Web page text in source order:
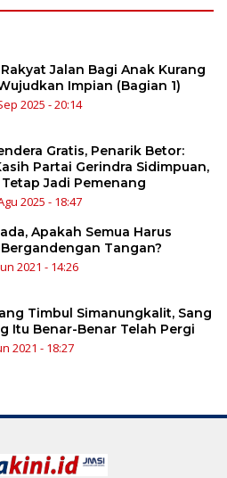
Jalan Bagi Anak Kurang
Impian (Bagian 1)
2025 - 20:14
Gratis, Penarik Betor:
Partai Gerindra Sidimpuan,
Jadi Pemenang
2025 - 18:47
Apakah Semua Harus
Tangan?
2021 - 14:26
Timbul Simanungkalit, Sang
Itu Benar-Benar Telah Pergi
2021 - 18:27